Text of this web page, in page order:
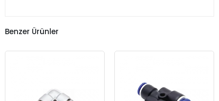
Benzer Ürünler